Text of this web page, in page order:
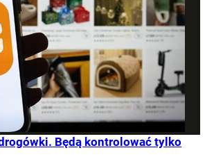
Będą kontrolować tylko